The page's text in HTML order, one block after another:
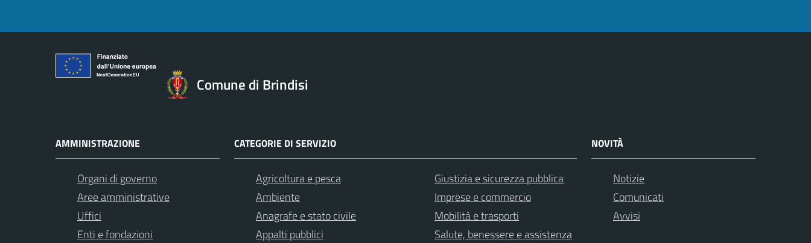
Comune di Brindisi
AMMINISTRAZIONE
Organi di governo
Aree amministrative
Uffici
Enti e fondazioni
CATEGORIE DI SERVIZIO
Agricoltura e pesca
Ambiente
Anagrafe e stato civile
Appalti pubblici
Giustizia e sicurezza pubblica
Imprese e commercio
Mobilità e trasporti
Salute, benessere e assistenza
NOVITÀ
Notizie
Comunicati
Avvisi